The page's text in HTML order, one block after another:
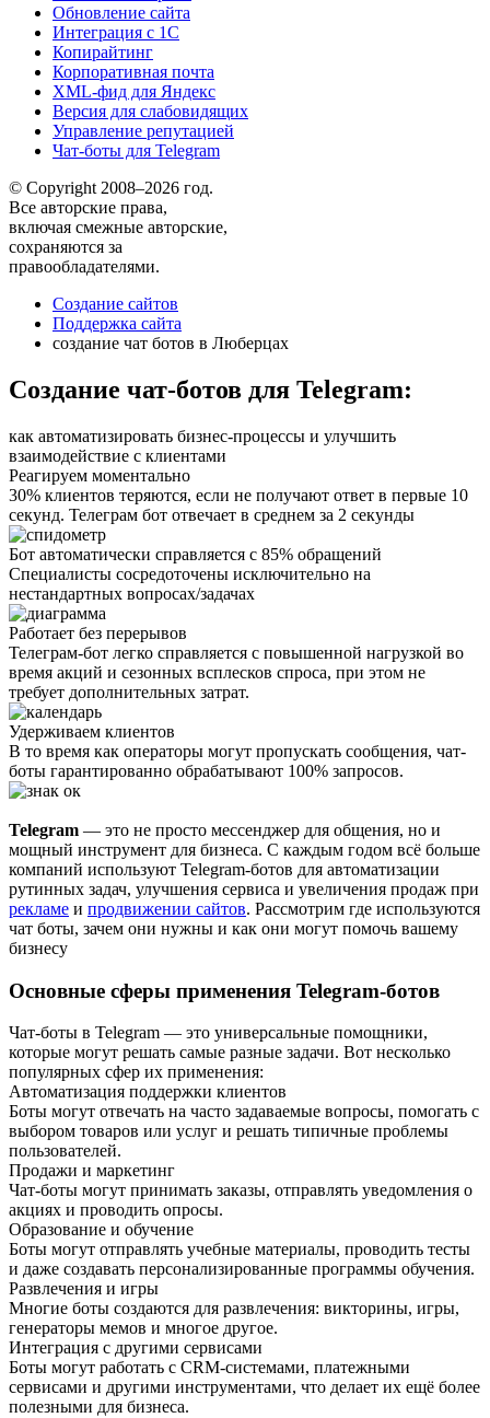
Обновление сайта
Интеграция с 1С
Копирайтинг
Корпоративная почта
XML-фид для Яндекс
Версия для слабовидящих
Управление репутацией
Чат-боты для Telegram
© Copyright 2008–2026 год.
Все авторские права,
включая смежные авторские,
сохраняются за
правообладателями.
Создание сайтов
Поддержка сайта
создание чат ботов в Люберцах
Создание чат-ботов для Telegram:
как автоматизировать бизнес-процессы и улучшить
взаимодействие с клиентами
Реагируем моментально
30% клиентов теряются, если не получают ответ в первые 10
секунд. Телеграм бот отвечает в среднем за 2 секунды
Бот автоматически справляется с 85% обращений
Специалисты сосредоточены исключительно на
нестандартных вопросах/задачах
Работает без перерывов
Телеграм-бот легко справляется с повышенной нагрузкой во
время акций и сезонных всплесков спроса, при этом не
требует дополнительных затрат.
Удерживаем клиентов
В то время как операторы могут пропускать сообщения, чат-
боты гарантированно обрабатывают 100% запросов.
Telegram — это не просто мессенджер для общения, но и
мощный инструмент для бизнеса. С каждым годом всё больше
компаний используют Telegram-ботов для автоматизации
рутинных задач, улучшения сервиса и увеличения продаж при
рекламе и продвижении сайтов. Рассмотрим где используются
чат боты, зачем они нужны и как они могут помочь вашему
бизнесу
Основные сферы применения Telegram-ботов
Чат-боты в Telegram — это универсальные помощники,
которые могут решать самые разные задачи. Вот несколько
популярных сфер их применения:
Автоматизация поддержки клиентов
Боты могут отвечать на часто задаваемые вопросы, помогать с
выбором товаров или услуг и решать типичные проблемы
пользователей.
Продажи и маркетинг
Чат-боты могут принимать заказы, отправлять уведомления о
акциях и проводить опросы.
Образование и обучение
Боты могут отправлять учебные материалы, проводить тесты
и даже создавать персонализированные программы обучения.
Развлечения и игры
Многие боты создаются для развлечения: викторины, игры,
генераторы мемов и многое другое.
Интеграция с другими сервисами
Боты могут работать с CRM-системами, платежными
сервисами и другими инструментами, что делает их ещё более
полезными для бизнеса.